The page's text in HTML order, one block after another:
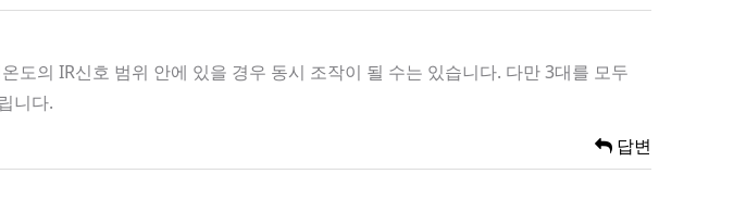
의 IR신호 범위 안에 있을 경우 동시 조작이 될 수는 있습니다. 다만 3대를 모두
니다.
답변